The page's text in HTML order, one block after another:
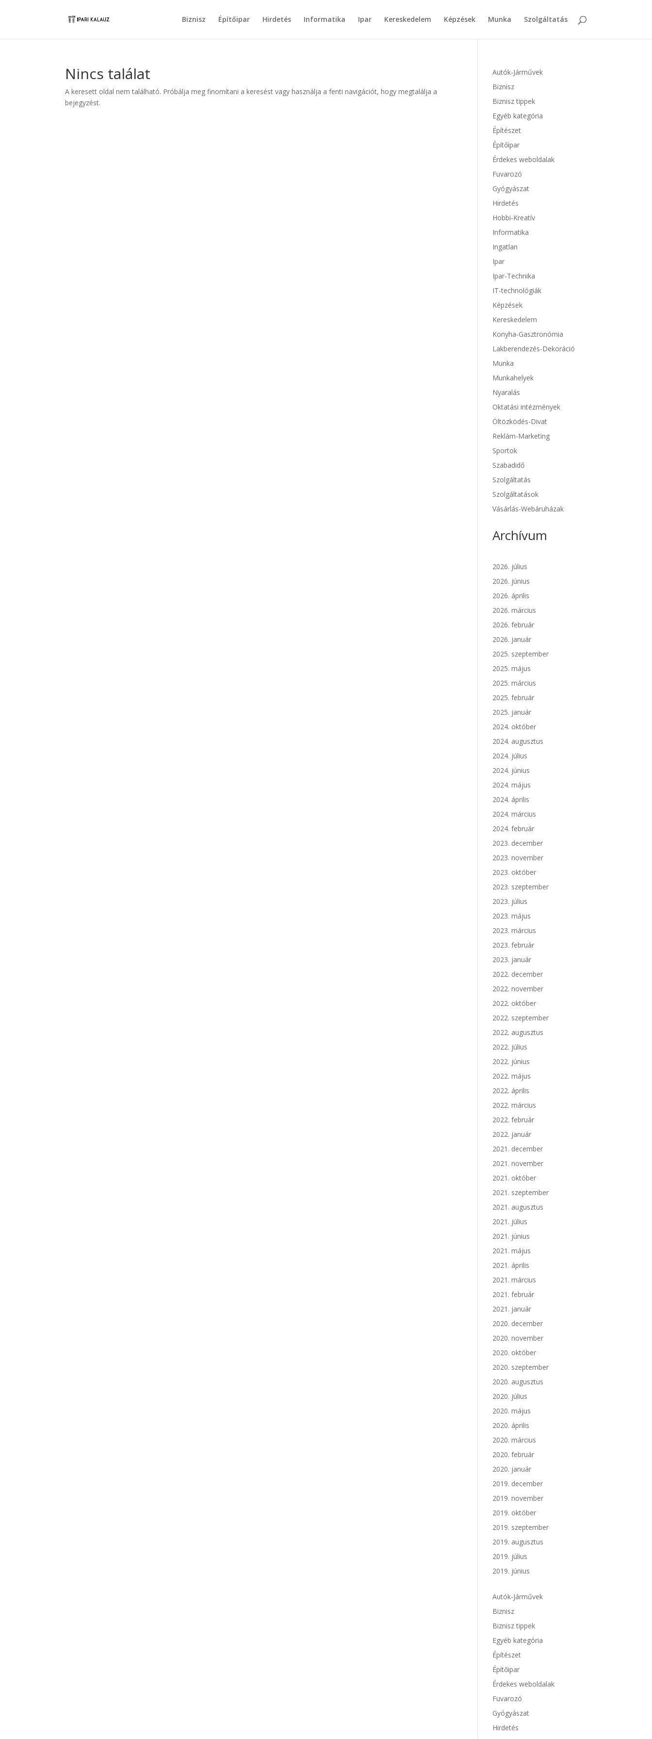
Biznisz Építőipar Hirdetés Informatika Ipar Kereskedelem Képzések Munka Szolgáltatás
Nincs találat
A keresett oldal nem található. Próbálja meg finomítani a keresést vagy használja a fenti navigációt, hogy megtalálja a
bejegyzést.
Autók-Járművek
Biznisz
Biznisz tippek
Egyéb kategória
Építészet
Építőipar
Érdekes weboldalak
Fuvarozó
Gyógyászat
Hirdetés
Hobbi-Kreatív
Informatika
Ingatlan
Ipar
Ipar-Technika
IT-technológiák
Képzések
Kereskedelem
Konyha-Gasztronómia
Lakberendezés-Dekoráció
Munka
Munkahelyek
Nyaralás
Oktatási intézmények
Öltözködés-Divat
Reklám-Marketing
Sportok
Szabadidő
Szolgáltatás
Szolgáltatások
Vásárlás-Webáruházak
Archívum
2026. július
2026. június
2026. április
2026. március
2026. február
2026. január
2025. szeptember
2025. május
2025. március
2025. február
2025. január
2024. október
2024. augusztus
2024. július
2024. június
2024. május
2024. április
2024. március
2024. február
2023. december
2023. november
2023. október
2023. szeptember
2023. július
2023. május
2023. március
2023. február
2023. január
2022. december
2022. november
2022. október
2022. szeptember
2022. augusztus
2022. július
2022. június
2022. május
2022. április
2022. március
2022. február
2022. január
2021. december
2021. november
2021. október
2021. szeptember
2021. augusztus
2021. július
2021. június
2021. május
2021. április
2021. március
2021. február
2021. január
2020. december
2020. november
2020. október
2020. szeptember
2020. augusztus
2020. július
2020. május
2020. április
2020. március
2020. február
2020. január
2019. december
2019. november
2019. október
2019. szeptember
2019. augusztus
2019. július
2019. június
Autók-Járművek
Biznisz
Biznisz tippek
Egyéb kategória
Építészet
Építőipar
Érdekes weboldalak
Fuvarozó
Gyógyászat
Hirdetés